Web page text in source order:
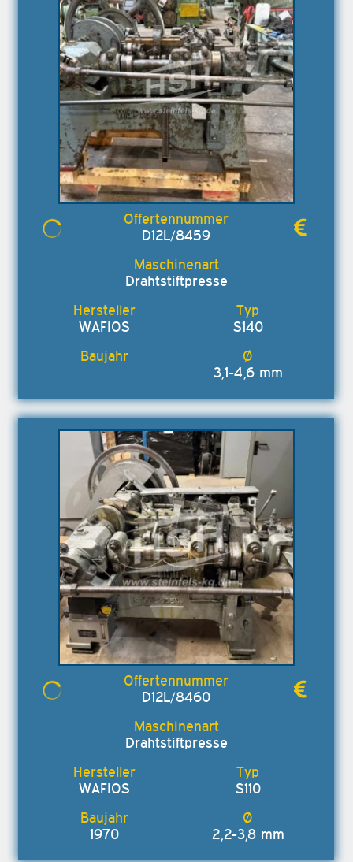
D12L/8459
Drahtstiftpresse
WAFIOS S140
3,1-4,6 mm
D12L/8460
Drahtstiftpresse
WAFIOS S110
1970 2,2-3,8 mm